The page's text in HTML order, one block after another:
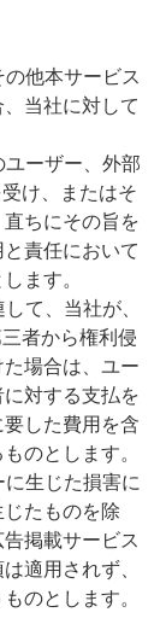
他本サービス
当社に対して
ーザー、外部
け、またはそ
ちにその旨を
責任において
ます。
て、当社が、
者から権利侵
場合は、ユー
対する支払を
した費用を含
のとします。
生じた損害に
たものを除
掲載サービス
適用されず、
のとします。